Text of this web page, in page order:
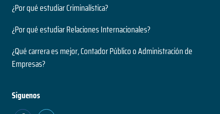
¿Por qué estudiar Criminalística?
¿Por qué estudiar Relaciones Internacionales?
¿Qué carrera es mejor, Contador Público o Administración de
Empresas?
Siguenos